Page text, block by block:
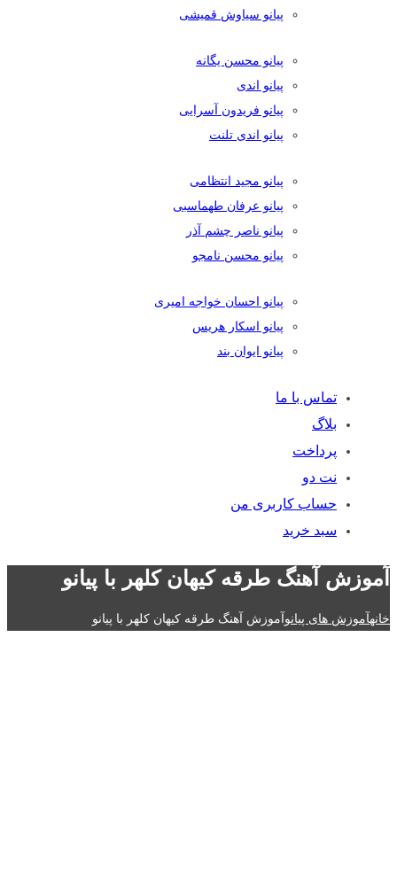
پیانو سیاوش قمیشی
پیانو محسن یگانه
پیانو اندی
پیانو فریدون آسرایی
پیانو اندی تلنت
پیانو مجید انتظامی
پیانو عرفان طهماسبی
پیانو ناصر چشم آذر
پیانو محسن نامجو
پیانو احسان خواجه امیری
پیانو اسکار هریس
پیانو ایوان بند
تماس با ما
بلاگ
پرداخت
نت دو
حساب کاربری من
سبد خرید
آموزش آهنگ طرقه کیهان کلهر با پیانو
خانهآموزش های پیانوآموزش آهنگ طرقه کیهان کلهر با پیانو